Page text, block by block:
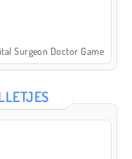
Surgeon Doctor Game